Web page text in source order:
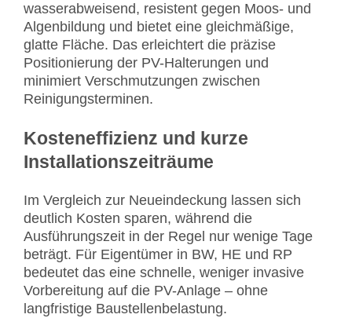
wasserabweisend, resistent gegen Moos- und
Algenbildung und bietet eine gleichmäßige,
glatte Fläche. Das erleichtert die präzise
Positionierung der PV-Halterungen und
minimiert Verschmutzungen zwischen
Reinigungsterminen.
Kosteneffizienz und kurze
Installationszeiträume
Im Vergleich zur Neueindeckung lassen sich
deutlich Kosten sparen, während die
Ausführungszeit in der Regel nur wenige Tage
beträgt. Für Eigentümer in BW, HE und RP
bedeutet das eine schnelle, weniger invasive
Vorbereitung auf die PV-Anlage – ohne
langfristige Baustellenbelastung.